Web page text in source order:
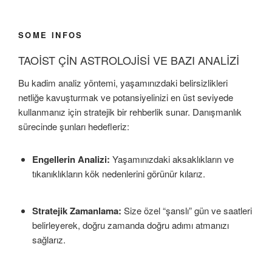
SOME INFOS
TAOİST ÇİN ASTROLOJİSİ VE BAZI ANALİZİ
Bu kadim analiz yöntemi, yaşamınızdaki belirsizlikleri
netliğe kavuşturmak ve potansiyelinizi en üst seviyede
kullanmanız için stratejik bir rehberlik sunar. Danışmanlık
sürecinde şunları hedefleriz:
Engellerin Analizi: Yaşamınızdaki aksaklıkların ve
tıkanıklıkların kök nedenlerini görünür kılarız.
Stratejik Zamanlama: Size özel “şanslı” gün ve saatleri
belirleyerek, doğru zamanda doğru adımı atmanızı
sağlarız.